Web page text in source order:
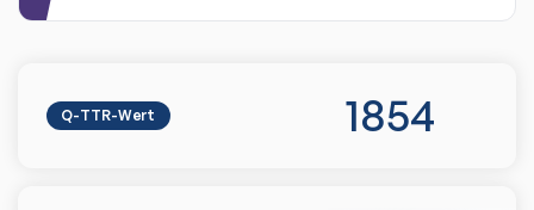
Q-TTR-Wert 1854